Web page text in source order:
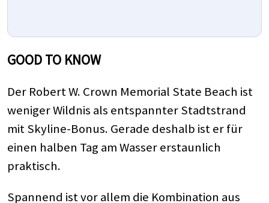
GOOD TO KNOW
Der Robert W. Crown Memorial State Beach ist
weniger Wildnis als entspannter Stadtstrand
mit Skyline-Bonus. Gerade deshalb ist er für
einen halben Tag am Wasser erstaunlich
praktisch.
Spannend ist vor allem die Kombination aus